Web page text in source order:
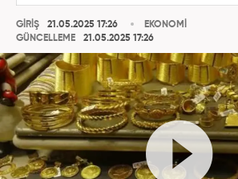
GİRİŞ
21.05.2025 17:26
GÜNCELLEME
21.05.2025 17:26
EKONOMİ